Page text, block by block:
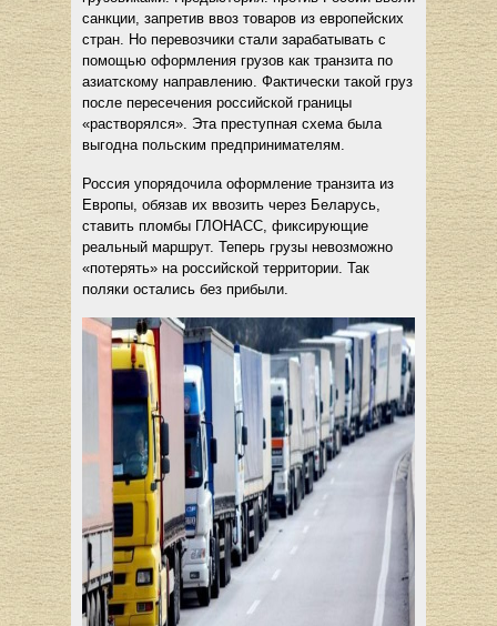
санкции, запретив ввоз товаров из европейских
стран. Но перевозчики стали зарабатывать с
помощью оформления грузов как транзита по
азиатскому направлению. Фактически такой груз
после пересечения российской границы
«растворялся». Эта преступная схема была
выгодна польским предпринимателям.
Россия упорядочила оформление транзита из
Европы, обязав их ввозить через Беларусь,
ставить пломбы ГЛОНАСС, фиксирующие
реальный маршрут. Теперь грузы невозможно
«потерять» на российской территории. Так
поляки остались без прибыли.